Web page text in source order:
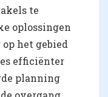
te
oplossingen
het gebied
efficiënter
planning